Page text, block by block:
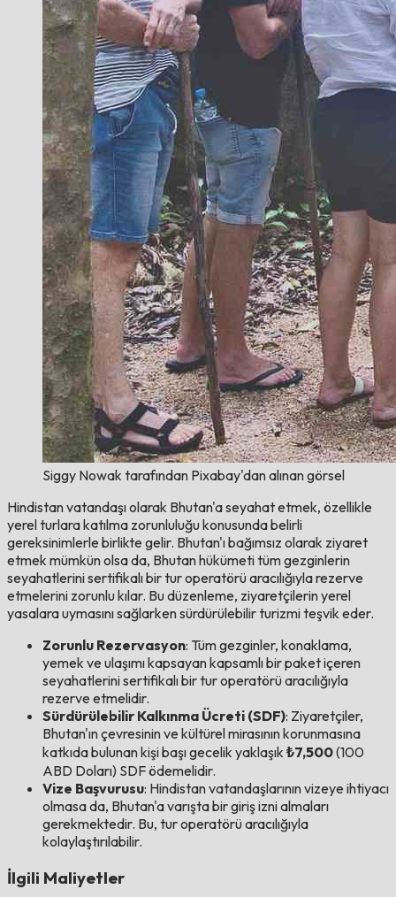
Siggy Nowak tarafından Pixabay'dan alınan görsel
Hindistan vatandaşı olarak Bhutan'a seyahat etmek, özellikle
yerel turlara katılma zorunluluğu konusunda belirli
gereksinimlerle birlikte gelir. Bhutan'ı bağımsız olarak ziyaret
etmek mümkün olsa da, Bhutan hükümeti tüm gezginlerin
seyahatlerini sertifikalı bir tur operatörü aracılığıyla rezerve
etmelerini zorunlu kılar. Bu düzenleme, ziyaretçilerin yerel
yasalara uymasını sağlarken sürdürülebilir turizmi teşvik eder.
Zorunlu Rezervasyon: Tüm gezginler, konaklama,
yemek ve ulaşımı kapsayan kapsamlı bir paket içeren
seyahatlerini sertifikalı bir tur operatörü aracılığıyla
rezerve etmelidir.
Sürdürülebilir Kalkınma Ücreti (SDF): Ziyaretçiler,
Bhutan'ın çevresinin ve kültürel mirasının korunmasına
katkıda bulunan kişi başı gecelik yaklaşık ₺7,500(100
ABD Doları) SDF ödemelidir.
Vize Başvurusu: Hindistan vatandaşlarının vizeye ihtiyacı
olmasa da, Bhutan'a varışta bir giriş izni almaları
gerekmektedir. Bu, tur operatörü aracılığıyla
kolaylaştırılabilir.
İlgili Maliyetler